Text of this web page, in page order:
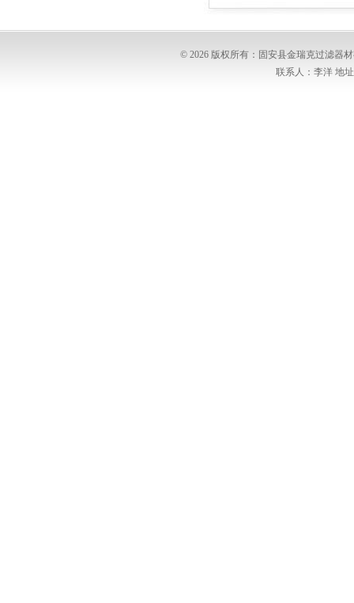
© 2026 版权所有：固安县金瑞克过滤器
联系人：李洋 地